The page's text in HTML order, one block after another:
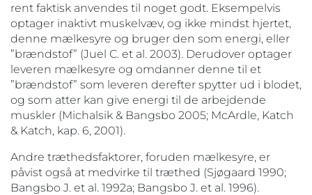
rent faktisk anvendes til noget godt. Eksempelvis
optager inaktivt muskelvæv, og ikke mindst hjertet,
denne mælkesyre og bruger den som energi, eller
”brændstof” (Juel C. et al. 2003). Derudover optager
leveren mælkesyre og omdanner denne til et
”brændstof” som leveren derefter spytter ud i blodet,
og som atter kan give energi til de arbejdende
muskler (Michalsik & Bangsbo 2005; McArdle, Katch
& Katch, kap. 6, 2001).
Andre træthedsfaktorer, foruden mælkesyre, er
påvist også at medvirke til træthed (Sjøgaard 1990;
Bangsbo J. et al. 1992a; Bangsbo J. et al. 1996).